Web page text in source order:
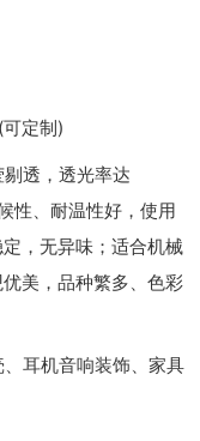
定制)
透，透光率达
性、耐温性好，使用
，无异味；适合机械
美，品种繁多、色彩
耳机音响装饰、家具